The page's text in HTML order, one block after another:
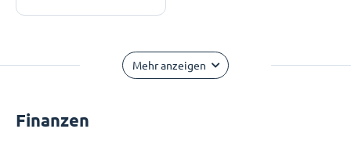
Mehr anzeigen
Finanzen